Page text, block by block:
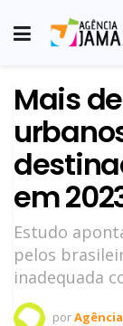
Mais
em
Estudo
pelos
inadequada
por